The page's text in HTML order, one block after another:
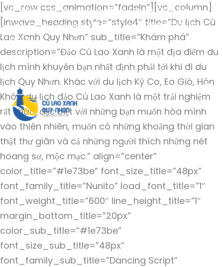
Thôn Đông, xã đảo Nhơn Châu, Quy Nhơn,
Bình Định | Hotline
093 144 6768 | 035 823
4234
[vc_row css_animation=”fadeIn”][vc_column]
[inwave_heading style=”style4″ title=”Du lịch Cù
Lao Xanh Quy Nhơn” sub_title=”Khám phá”
description=”Đảo Cù Lao Xanh là một địa điểm du
lịch mình khuyên bạn nhất định phải tới khi đi du
lịch Quy Nhơn. Khác với du lịch Kỳ Co, Eo Gió, Hòn
Khô…, du lịch đảo Cù Lao Xanh là một trải nghiệm
rất khác, đặc biệt với những bạn muốn hòa mình
vào thiên nhiên, muốn có những khoảng thời gian
thật thư giãn và cả những người thích những nét
hoang sơ, mộc mạc.” align=”center”
color_title=”#1e73be” font_size_title=”48px”
font_family_title=”Nunito” load_font_title=”1″
font_weight_title=”600″ line_height_title=”1″
margin_bottom_title=”20px”
color_sub_title=”#1e73be”
font_size_sub_title=”48px”
font_family_sub_title=”Dancing Script”